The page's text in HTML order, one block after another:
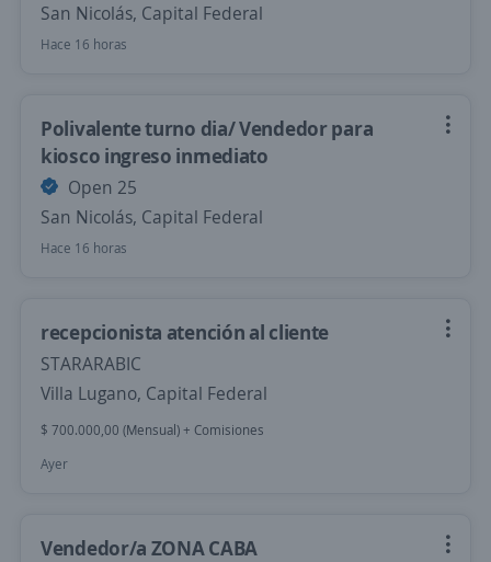
San Nicolás, Capital Federal
Hace 16 horas
Polivalente turno dia/ Vendedor para
kiosco ingreso inmediato
Open 25
San Nicolás, Capital Federal
Hace 16 horas
recepcionista atención al cliente
STARARABIC
Villa Lugano, Capital Federal
$ 700.000,00 (Mensual) + Comisiones
Ayer
Vendedor/a ZONA CABA